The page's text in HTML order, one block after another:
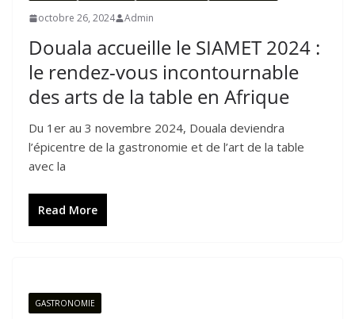
octobre 26, 2024 Admin
Douala accueille le SIAMET 2024 :
le rendez-vous incontournable
des arts de la table en Afrique
Du 1er au 3 novembre 2024, Douala deviendra
l’épicentre de la gastronomie et de l’art de la table
avec la
Read More
GASTRONOMIE